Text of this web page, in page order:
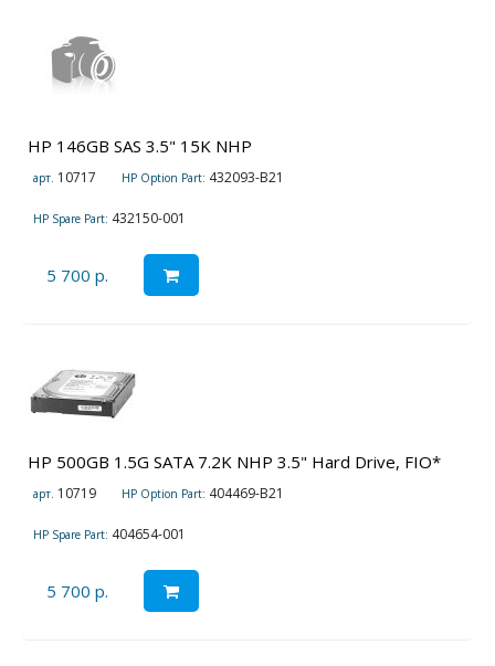
HP 146GB SAS 3.5" 15K NHP
арт. 10717 HP Option Part: 432093-B21
HP Spare Part: 432150-001
5 700 р.
HP 500GB 1.5G SATA 7.2K NHP 3.5" Hard Drive, FIO*
арт. 10719 HP Option Part: 404469-B21
HP Spare Part: 404654-001
5 700 р.